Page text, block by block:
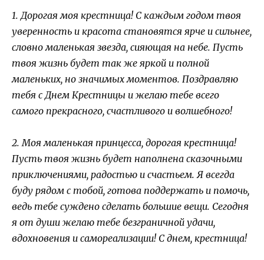
1. Дорогая моя крестница! С каждым годом твоя
уверенность и красота становятся ярче и сильнее,
словно маленькая звезда, сияющая на небе. Пусть
твоя жизнь будет так же яркой и полной
маленьких, но значимых моментов. Поздравляю
тебя с Днем Крестницы и желаю тебе всего
самого прекрасного, счастливого и волшебного!
2. Моя маленькая принцесса, дорогая крестница!
Пусть твоя жизнь будет наполнена сказочными
приключениями, радостью и счастьем. Я всегда
буду рядом с тобой, готова поддержать и помочь,
ведь тебе суждено сделать большие вещи. Сегодня
я от души желаю тебе безграничной удачи,
вдохновения и самореализации! С днем, крестница!